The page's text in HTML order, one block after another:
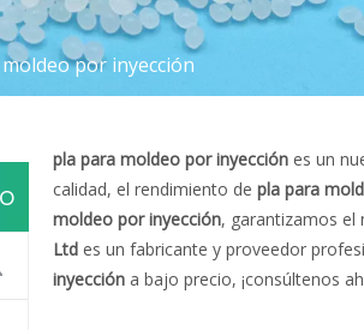
por inyección
pla para moldeo por inyección es un
calidad, el rendimiento de pla para
moldeo por inyección, garantizamos el
Ltd es un fabricante y proveedor
inyección a bajo precio, ¡consúltenos